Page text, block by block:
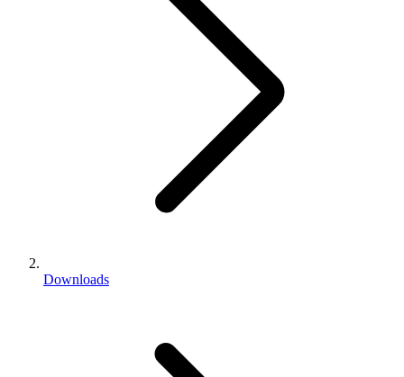
Downloads